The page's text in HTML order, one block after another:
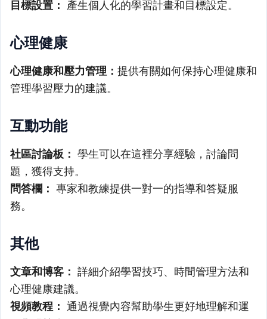
目標設置：
產生個人化的學習計畫和目標設定。
心理健康
心理健康和壓力管理： 提供有關如何保持心理健康和
管理學習壓力的建議。
互動功能
社區討論板： 學生可以在這裡分享經驗，討論問
題，獲得支持。
問答欄： 專家和教練提供一對一的指導和答疑服
務。
其他
文章和博客： 詳細介紹學習技巧、時間管理方法和
心理健康建議。
視頻教程： 通過視覺內容幫助學生更好地理解和運